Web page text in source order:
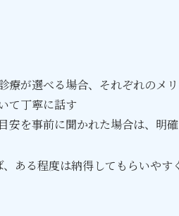
療が選べる場合、それぞれのメ
て丁寧に話す
安を事前に聞かれた場合は、明
ある程度は納得してもらいやす